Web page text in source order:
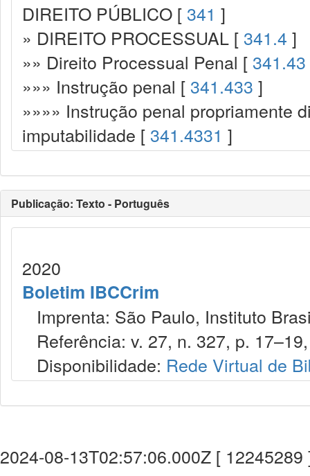
DIREITO PÚBLICO [ 341 ]
» DIREITO PROCESSUAL [ 341.4 ]
»» Direito Processual Penal [ 341.43
»»» Instrução penal [ 341.433 ]
»»»» Instrução penal propriamente
imputabilidade [ 341.4331 ]
Publicação: Texto - Português
2020
Boletim IBCCrim
Imprenta: São Paulo, Instituto
Referência: v. 27, n. 327, p.
Disponibilidade: Rede Virtual de
2024-08-13T02:57:06.000Z [ 12245289